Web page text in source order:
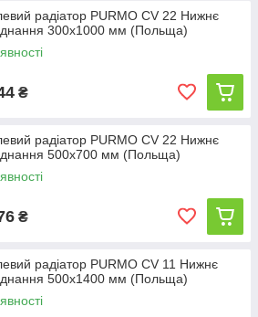
радіатор PURMO CV 22 Нижнє
300x1000 мм (Польща)
₴
радіатор PURMO CV 22 Нижнє
500x700 мм (Польща)
₴
радіатор PURMO CV 11 Нижнє
500x1400 мм (Польща)